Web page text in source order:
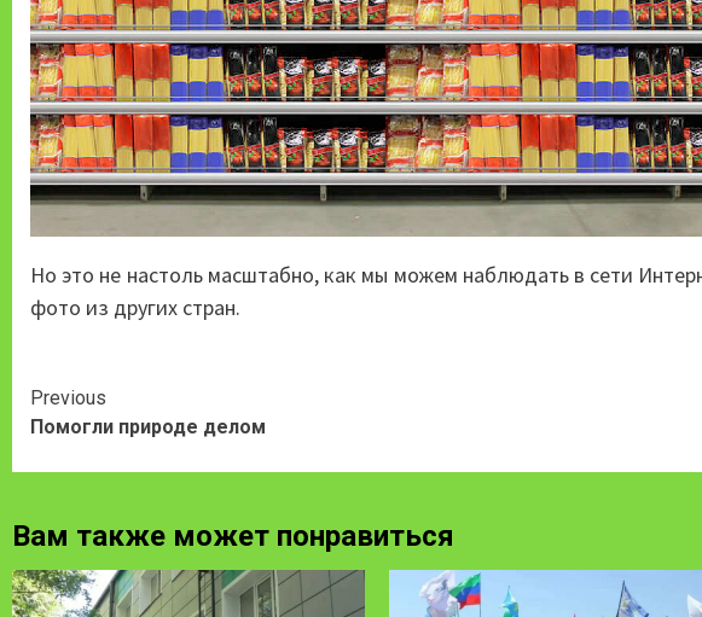
Но это не настоль масштабно, как мы можем наблюдать в сети
фото из других стран.
Continue
Reading
Previous
Помогли природе делом
Вам также может понравиться